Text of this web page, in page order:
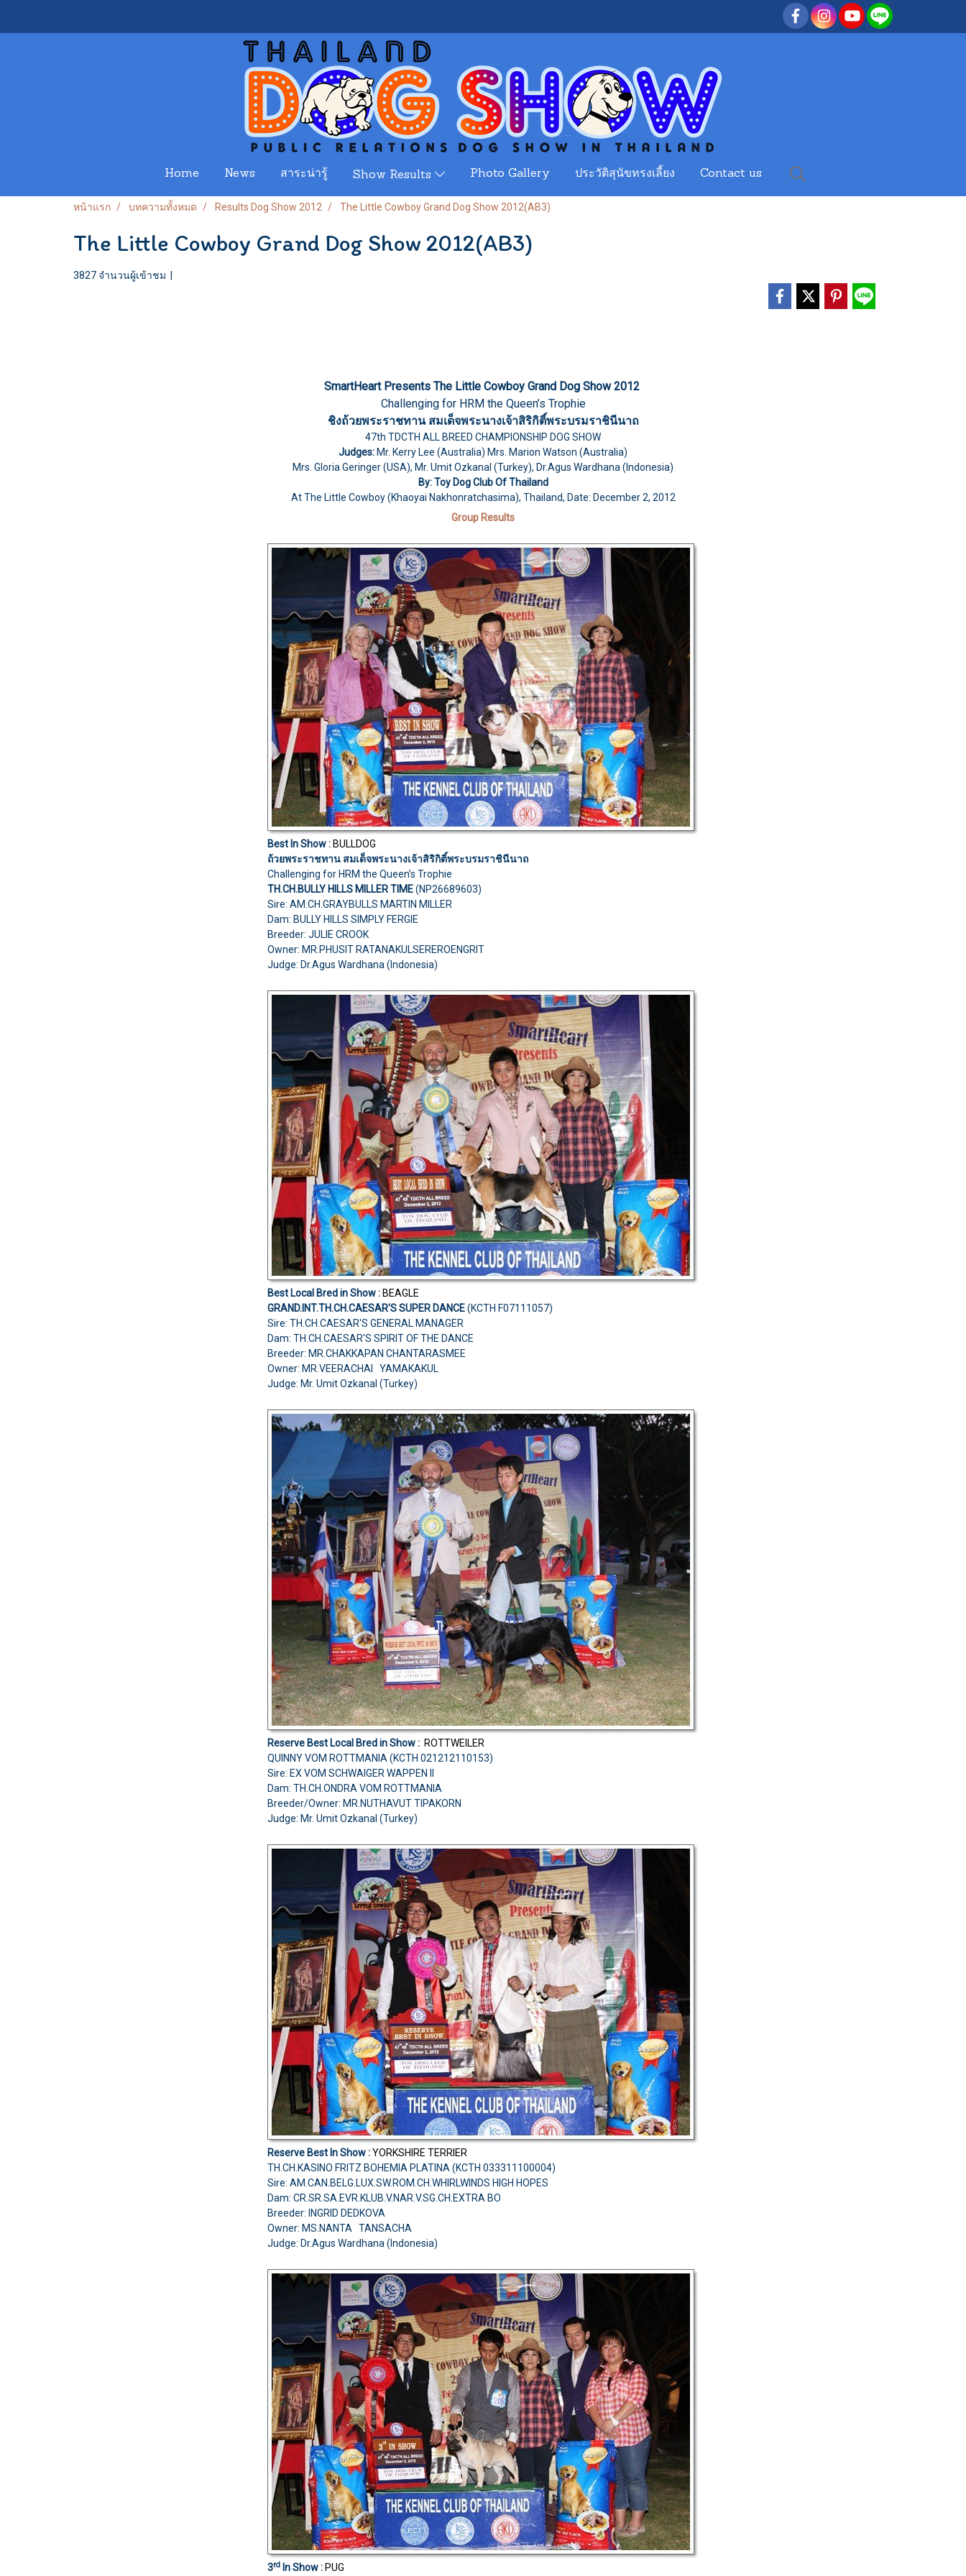
Home News สาระน่ารู้ Show Results Photo Gallery ประวัติสุนัขทรงเลี้ยง Contact us
หน้าแรก บทความทั้งหมด Results Dog Show 2012 The Little Cowboy Grand Dog Show 2012(AB3)
The Little Cowboy Grand Dog Show 2012(AB3)
3827 จำนวนผู้เข้าชม |
SmartHeart Presents The Little Cowboy Grand Dog Show 2012
Challenging for HRM the Queen’s Trophie
ชิงถ้วยพระราชทาน สมเด็จพระนางเจ้าสิริกิติ์พระบรมราชินีนาถ
47th TDCTH ALL BREED CHAMPIONSHIP DOG SHOW
Judges: Mr. Kerry Lee (Australia) Mrs. Marion Watson (Australia)
Mrs. Gloria Geringer (USA), Mr. Umit Ozkanal (Turkey), Dr.Agus Wardhana (Indonesia)
By: Toy Dog Club Of Thailand
At The Little Cowboy (Khaoyai Nakhonratchasima), Thailand, Date: December 2, 2012
Group Results
Best In Show : BULLDOG
ถ้วยพระราชทาน สมเด็จพระนางเจ้าสิริกิติ์พระบรมราชินีนาถ
Challenging for HRM the Queen’s Trophie
TH.CH.BULLY HILLS MILLER TIME(NP26689603)
Sire: AM.CH.GRAYBULLS MARTIN MILLER
Dam: BULLY HILLS SIMPLY FERGIE
Breeder: JULIE CROOK
Owner: MR.PHUSIT RATANAKULSEREROENGRIT
Judge: Dr.Agus Wardhana (Indonesia)
Best Local Bred in Show : BEAGLE
GRAND.INT.TH.CH.CAESAR'S SUPER DANCE(KCTH F07111057)
Sire: TH.CH.CAESAR'S GENERAL MANAGER
Dam: TH.CH.CAESAR'S SPIRIT OF THE DANCE
Breeder: MR.CHAKKAPAN CHANTARASMEE
Owner: MR.VEERACHAI YAMAKAKUL
Judge: Mr. Umit Ozkanal (Turkey)
Reserve Best Local Bred in Show : ROTTWEILER
QUINNY VOM ROTTMANIA (KCTH 021212110153)
Sire: EX VOM SCHWAIGER WAPPEN II
Dam: TH.CH.ONDRA VOM ROTTMANIA
Breeder/Owner: MR.NUTHAVUT TIPAKORN
Judge: Mr. Umit Ozkanal (Turkey)
Reserve Best In Show :YORKSHIRE TERRIER
TH.CH.KASINO FRITZ BOHEMIA PLATINA (KCTH 033311100004)
Sire: AM.CAN.BELG.LUX.SW.ROM.CH.WHIRLWINDS HIGH HOPES
Dam: CR.SR.SA.EVR.KLUB.V.NAR.V.SG.CH.EXTRA BO
Breeder: INGRID DEDKOVA
Owner: MS.NANTA TANSACHA
Judge: Dr.Agus Wardhana (Indonesia)
3rd In Show : PUG